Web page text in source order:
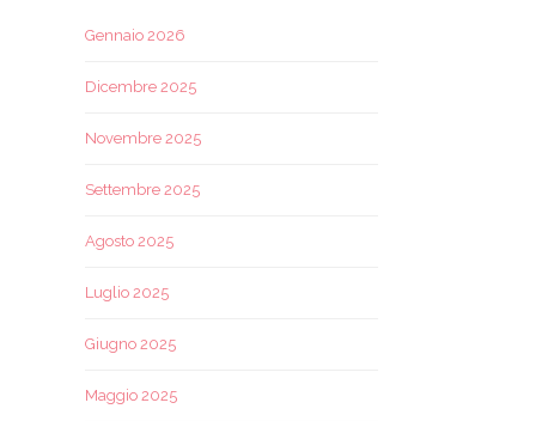
Gennaio 2026
Dicembre 2025
Novembre 2025
Settembre 2025
Agosto 2025
Luglio 2025
Giugno 2025
Maggio 2025